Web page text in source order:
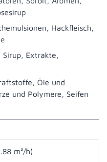
Hackfleisch,
Sirup, Extrakte,
Öle und
und Polymere, Seifen
m³/h)